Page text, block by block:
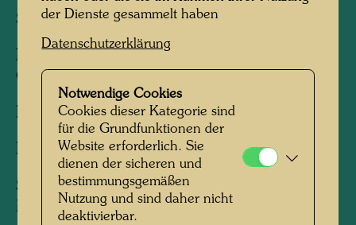
Siebdruck
Herausgegeben von:
Glarus , Glarus , 1976
Format:760 x 585 mm
Bild: 585 x 557 mm
Siebdruck in 15 bzw. 16 Farben mit
Metallprägung in 1 Farbe
der Dienste gesammelt haben
Datenschutzerklärung
Notwendige Cookies
Cookies dieser Kategorie sind
für die Grundfunktionen der
Website erforderlich. Sie
dienen der sicheren und
bestimmungsgemäßen
Nutzung und sind daher nicht
deaktivierbar.